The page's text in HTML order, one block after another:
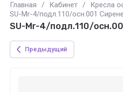
Главная / Кабинет / Кресла
SU-Mr-4/подл.110/осн.001
SU-Mr-4/подл.110/
Предыдущий